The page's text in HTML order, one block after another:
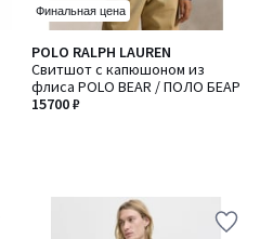
Финальная цена
POLO RALPH LAUREN
Свитшот с капюшоном из
флиса POLO BEAR / ПОЛО БЕАР
15700 ₽